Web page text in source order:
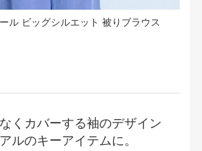
ル ビッグシルエット 被りブラウス
くカバーする袖のデザイン
ルのキーアイテムに。